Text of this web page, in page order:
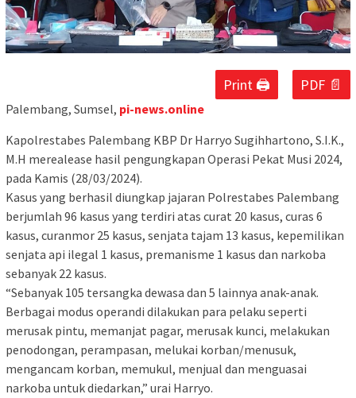
Print 🖨 PDF 📄
Palembang, Sumsel, pi-news.online
Kapolrestabes Palembang KBP Dr Harryo Sugihhartono, S.I.K.,
M.H merealease hasil pengungkapan Operasi Pekat Musi 2024,
pada Kamis (28/03/2024).
Kasus yang berhasil diungkap jajaran Polrestabes Palembang
berjumlah 96 kasus yang terdiri atas curat 20 kasus, curas 6
kasus, curanmor 25 kasus, senjata tajam 13 kasus, kepemilikan
senjata api ilegal 1 kasus, premanisme 1 kasus dan narkoba
sebanyak 22 kasus.
“Sebanyak 105 tersangka dewasa dan 5 lainnya anak-anak.
Berbagai modus operandi dilakukan para pelaku seperti
merusak pintu, memanjat pagar, merusak kunci, melakukan
penodongan, perampasan, melukai korban/menusuk,
mengancam korban, memukul, menjual dan menguasai
narkoba untuk diedarkan,” urai Harryo.